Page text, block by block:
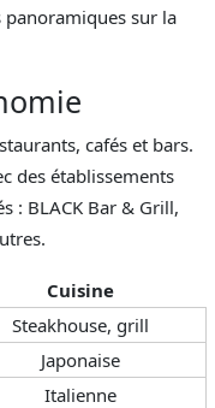
sur la
cafés et bars.
des établissements
: BLACK Bar & Grill,
Cuisine
Steakhouse, grill
Japonaise
Italienne